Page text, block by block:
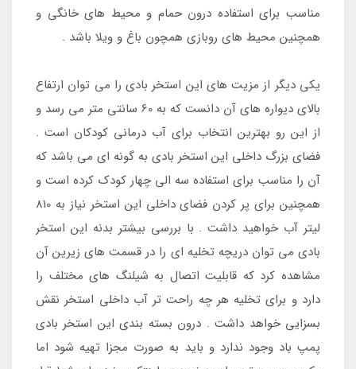
مناسب برای استفاده درون حمام و محیط های خانگی و
همچنین محیط های روبازی همچون باغ و ویلا باشد .
یکی دیگر از مزیت های این استخر بادی را می توان ارتفاع
بالای دیواره های آن دانست که به 60 سانتی متر می رسد و
از این رو بهترین انتخاب برای آب درمانی کودکان است .
فضای بزرگ داخلی این استخر بادی به گونه ای می باشد که
آن را مناسب برای استفاده سه الی چهار کودک کرده است و
همچنین برای پر کردن فضای داخلی این استخر نیاز به 810
لیتر آب خواهید داشت . با بررسی بیشتر بدنه این استخر
بادی می توان دریچه تخلیه ای را در قسمت های زیرین آن
مشاهده کرد که قابلیت اتصال به شیلنگ های مختلف را
دارد و برای تخلیه هر چه راحت تر آب داخلی استخر نقش
بسزایی خواهد داشت . درون بسته بندی این استخر بادی
پمپ باد وجود ندارد و باید به صورت مجزا تهیه شود اما